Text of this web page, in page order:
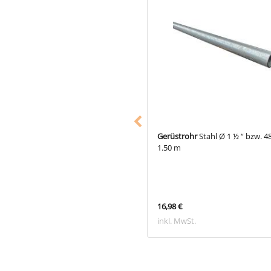
GerüstrohrStahl Ø 1 ½ “ bzw.
1.50 m
16,98 €
inkl. MwSt.